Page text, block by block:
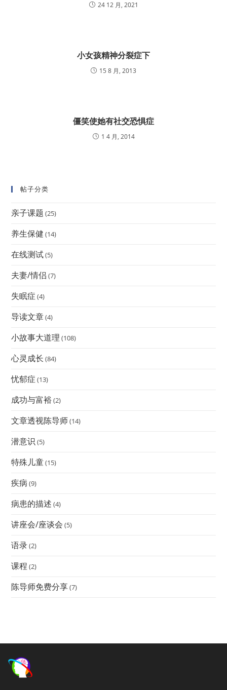
24 12 月, 2021
小女孩精神分裂症下
15 8 月, 2013
僵笑使她有社交恐惧症
1 4 月, 2014
帖子分类
亲子课题 (25)
养生保健 (14)
在线测试(5)
夫妻/情侣 (7)
失眠症 (4)
导读文章(4)
小故事大道理 (108)
心灵成长 (84)
忧郁症 (13)
成功与富裕(2)
文章透视陈导师(14)
潜意识 (5)
特殊儿童(15)
疾病 (9)
病患的描述 (4)
讲座会/座谈会 (5)
语录(2)
课程 (2)
陈导师免费分享(7)